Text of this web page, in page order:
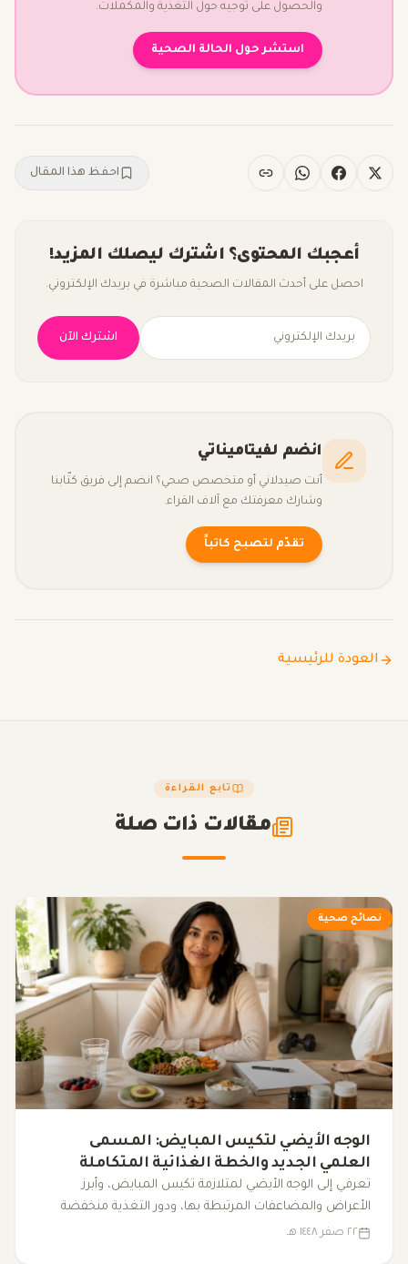
والحصول على توجيه حول التغذية والمكملات.
استشر حول الحالة الصحية
احفظ هذا المقال
أعجبك المحتوى؟ اشترك ليصلك المزيد!
احصل على أحدث المقالات الصحية مباشرة في بريدك الإلكتروني.
اشترك الآن
انضم لفيتاميناتي
أنت صيدلاني أو متخصص صحي؟ انضم إلى فريق كتّابنا
وشارك معرفتك مع آلاف القراء.
تقدّم لتصبح كاتباً
العودة للرئيسية
تابع القراءة
مقالات ذات صلة
نصائح صحية
الوجه الأيضي لتكيس المبايض: المسمى
العلمي الجديد والخطة الغذائية المتكاملة
لضبط الهرمونات
تعرفي إلى الوجه الأيضي لمتلازمة تكيس المبايض، وأبرز
الأعراض والمضاعفات المرتبطة بها، ودور التغذية منخفضة
المؤشر الجلايسيمي، والرياضة، والنوم، والمكملات الغذائية في
٢٢ صفر ١٤٤٨ هـ